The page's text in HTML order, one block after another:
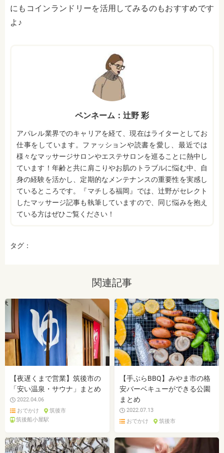
にもコインランドリーを活用してみるのもおすすめです
よ♪
ペンネーム：辻野 彩
アパレル業界でのキャリアを経て、現在はライターとしてお
仕事をしています。ファッションや読書を愛し、最近では
様々なマッサージサロンやエステサロンを巡ることに熱中し
ています！年齢と共に肩こりやお肌のトラブルに悩む中、自
身の経験を活かし、定期的なメンテナンスの重要性を実感し
ているところです。『マチしる福岡』では、辻野がセレクト
したマッサージ記事も執筆していますので、同じ悩みを抱え
ている方はぜひご覧ください！
タグ：
関連記事
【夜遅くまで営業】筑後市の
「安い温泉・サウナ」まとめ
2022.04.06
おでかけ
筑後市
筑後船小屋駅
【手ぶらBBQ】みやま市の格
安バーベキューができる公園
まとめ
2022.07.13
おでかけ
筑後市